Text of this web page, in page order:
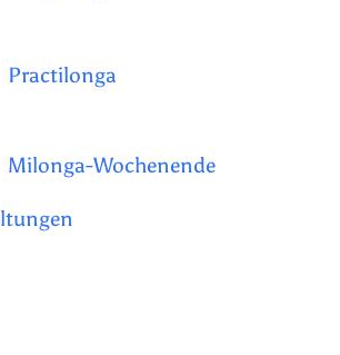
Practilonga
Milonga-Wochenende